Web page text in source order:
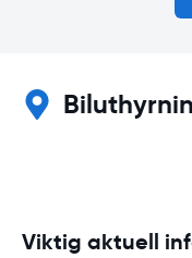
Viktig aktuell